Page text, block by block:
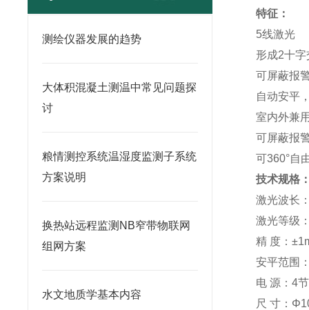
测绘仪器发展的​趋势
大体积混凝土测温中常见问题探
讨
粮情测控系统温湿度监测子系统
方案说明
换热站远程监测NB窄带物联网
组网方案
水文地质学基本内容
特征：
5线激光
形成2十
可屏蔽报
自动安平
室内外兼
可屏蔽报
可360°自
技术规格
激光波长
激光等级
精 度：
安平范围
电 源：4
尺 寸：